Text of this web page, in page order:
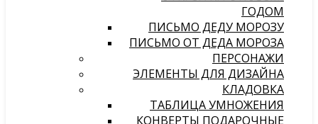
ГОДОМ
ПИСЬМО ДЕДУ МОРОЗУ
ПИСЬМО ОТ ДЕДА МОРОЗА
ПЕРСОНАЖИ
ЭЛЕМЕНТЫ ДЛЯ ДИЗАЙНА
КЛАДОВКА
ТАБЛИЦА УМНОЖЕНИЯ
КОНВЕРТЫ ПОДАРОЧНЫЕ